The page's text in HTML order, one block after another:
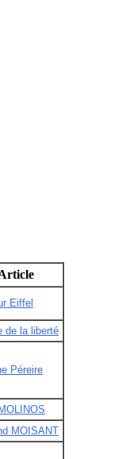
Eiffel
de la liberté
Péreire
MOISANT